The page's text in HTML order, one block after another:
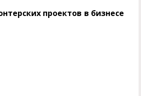
проектов в бизнесе